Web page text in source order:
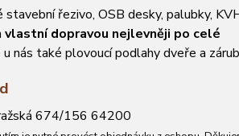
stavební řezivo, OSB desky, palubky,
vlastní dopravou nejlevněji po celé
nás také plovoucí podlahy dveře a
674/156 64200